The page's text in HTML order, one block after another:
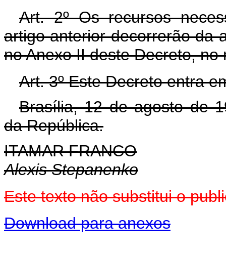
Art. 2º Os recursos
artigo anterior decorrerão da
no Anexo II deste Decreto,
Art. 3º Este Decreto entra
Brasília, 12 de agosto de
da República.
ITAMAR FRANCO
Alexis Stepanenko
Este texto não substitui o
Download para anexos